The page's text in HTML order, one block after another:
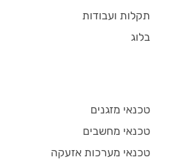
תקלות ועבודות
בלוג
טכנאי מזגנים
טכנאי מחשבים
טכנאי מערכות אזעקה